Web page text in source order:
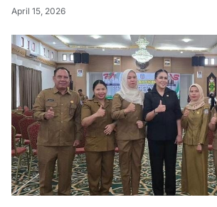
April 15, 2026